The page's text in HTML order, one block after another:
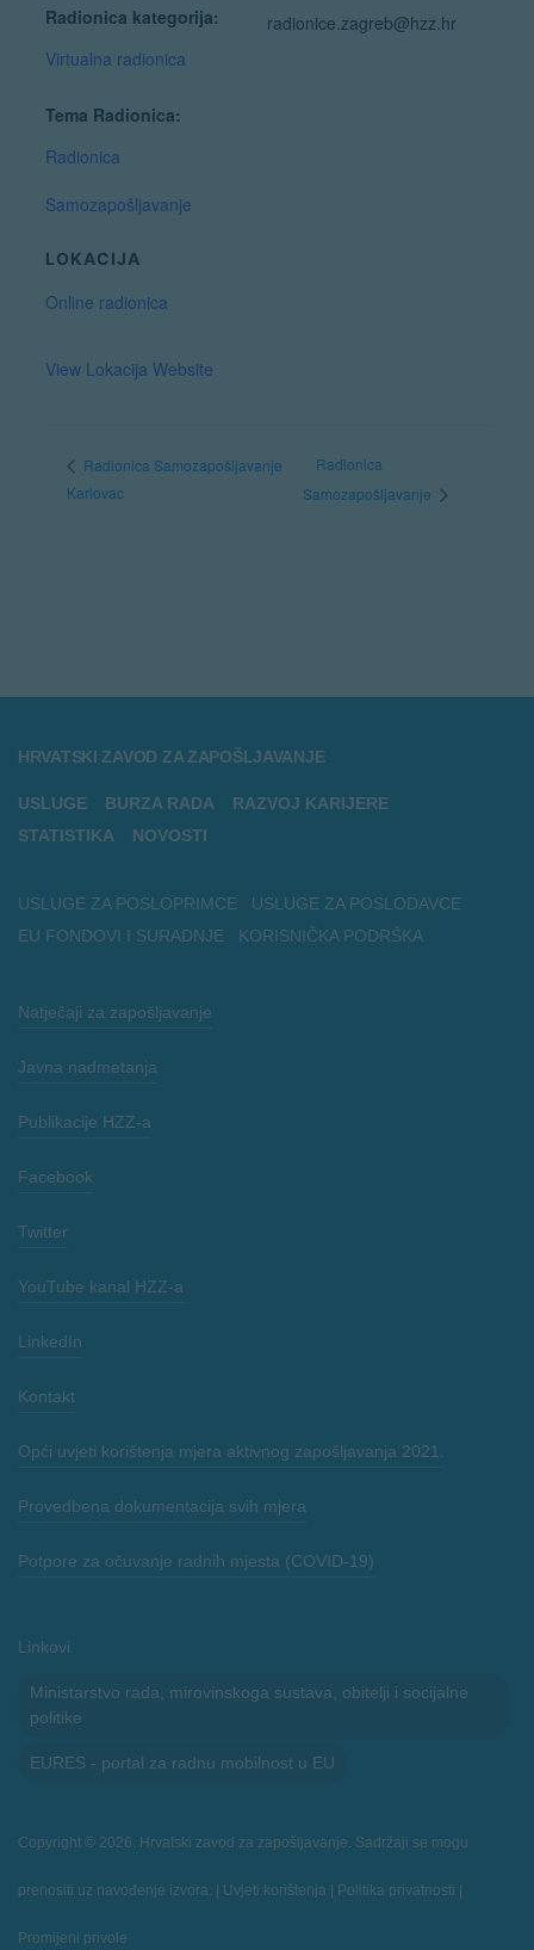
Radionica kategorija:
Virtualna radionica
Tema Radionica:
Radionica
Samozapošljavanje
LOKACIJA
Online radionica
View Lokacija Website
radionice.zagreb@hzz.hr
Radionica Samozapošljavanje
Karlovac
Radionica
Samozapošljavanje
HRVATSKI ZAVOD ZA ZAPOŠLJAVANJE
USLUGE BURZA RADA
RAZVOJ KARIJERE
STATISTIKA
NOVOSTI
USLUGE ZA POSLOPRIMCE
USLUGE ZA POSLODAVCE
EU FONDOVI I SURADNJE
KORISNIČKA PODRŠKA
Natječaji za zapošljavanje
Javna nadmetanja
Publikacije HZZ-a
Facebook
Twitter
YouTube kanal HZZ-a
LinkedIn
Kontakt
Opći uvjeti korištenja mjera aktivnog zapošljavanja 2021.
Provedbena dokumentacija svih mjera
Potpore za očuvanje radnih mjesta (COVID-19)
Linkovi
Ministarstvo rada, mirovinskoga sustava, obitelji i socijalne
politike
EURES - portal za radnu mobilnost u EU
Copyright © 2026. Hrvatski zavod za zapošljavanje. Sadržaji se mogu
prenositi uz navođenje izvora. | Uvjeti korištenja | Politika privatnosti |
Promijeni privole